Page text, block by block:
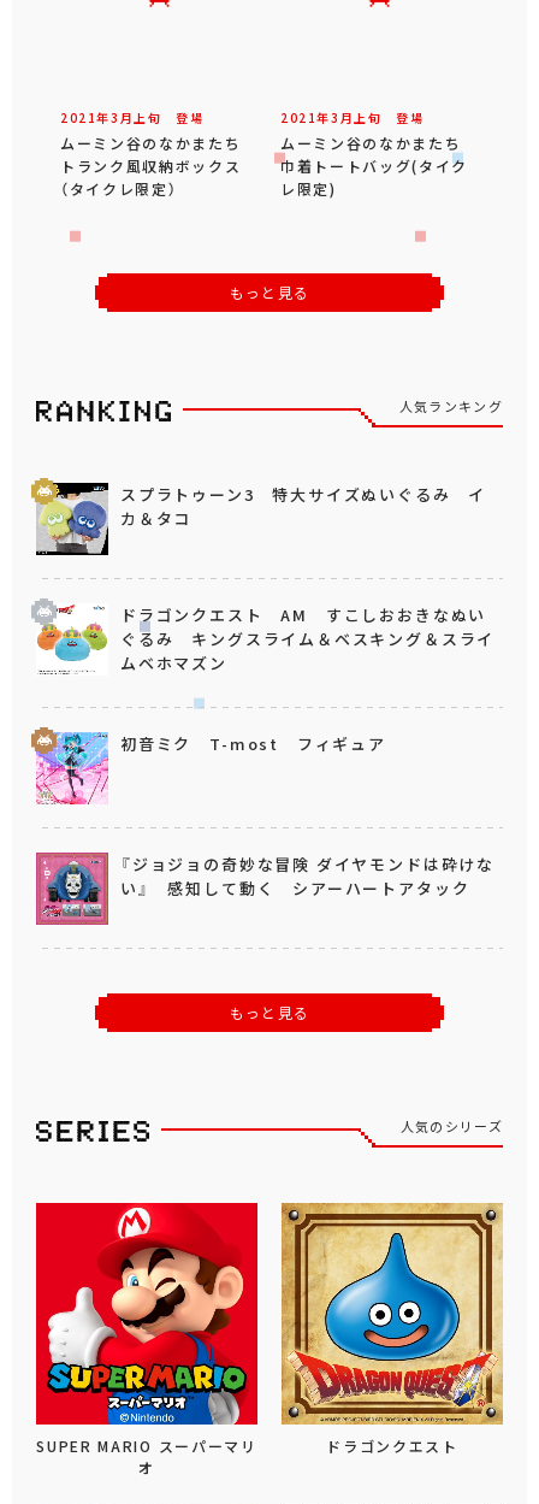
2021年3 月 上旬 登場
ムーミン谷のなかまたち
トランク風収納ボックス
（タイクレ限定）
2021年3 月 上旬 登場
ムーミン谷のなかまたち
巾着トートバッグ(タイク
レ限定)
もっと見る
人気ランキング
スプラトゥーン3 特大サイズぬいぐるみ イ
カ＆タコ
ドラゴンクエスト AM すこしおおきなぬい
ぐるみ キングスライム＆ベスキング＆スライ
ムベホマズン
初音ミク T-most フィギュア
『ジョジョの奇妙な冒険 ダイヤモンドは砕けな
い』 感知して動く シアーハートアタック
もっと見る
人気のシリーズ
SUPER MARIO スーパーマリ
オ
ドラゴンクエスト